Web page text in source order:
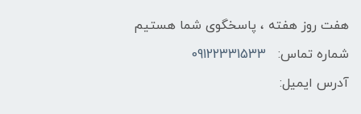
هفت روز هفته ، پاسخگوی شما هستیم
شماره تماس:
09122331533
آدرس ایمیل: